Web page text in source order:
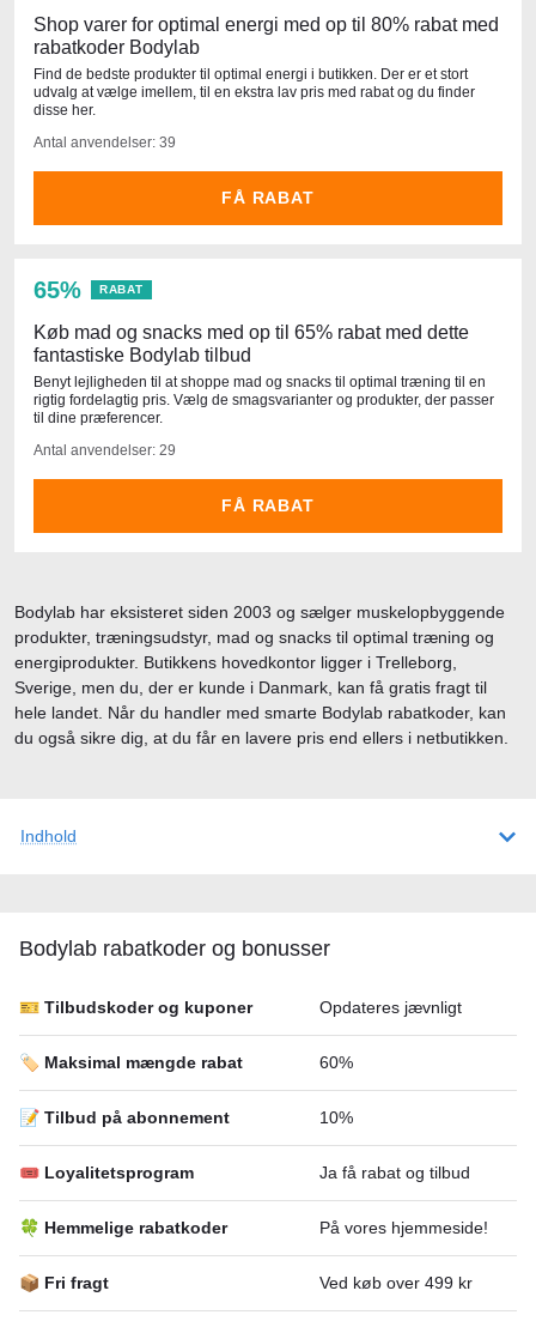
Shop varer for optimal energi med op til 80% rabat med
rabatkoder Bodylab
Find de bedste produkter til optimal energi i butikken. Der er et stort
udvalg at vælge imellem, til en ekstra lav pris med rabat og du finder
disse her.
Antal anvendelser: 39
FÅ RABAT
65% RABAT
Køb mad og snacks med op til 65% rabat med dette
fantastiske Bodylab tilbud
Benyt lejligheden til at shoppe mad og snacks til optimal træning til en
rigtig fordelagtig pris. Vælg de smagsvarianter og produkter, der passer
til dine præferencer.
Antal anvendelser: 29
FÅ RABAT
Indhold
Bodylab rabatkoder og bonusser
🎫 Tilbudskoder og kuponer Opdateres jævnligt
🏷️ Maksimal mængde rabat 60%
📝 Tilbud på abonnement 10%
🎟 Loyalitetsprogram Ja få rabat og tilbud
🍀 Hemmelige rabatkoder På vores hjemmeside!
📦 Fri fragt Ved køb over 499 kr
Bodylab har eksisteret siden 2003 og sælger muskelopbyggende
produkter, træningsudstyr, mad og snacks til optimal træning og
energiprodukter. Butikkens hovedkontor ligger i Trelleborg,
Sverige, men du, der er kunde i Danmark, kan få gratis fragt til
hele landet. Når du handler med smarte Bodylab rabatkoder, kan
du også sikre dig, at du får en lavere pris end ellers i netbutikken.